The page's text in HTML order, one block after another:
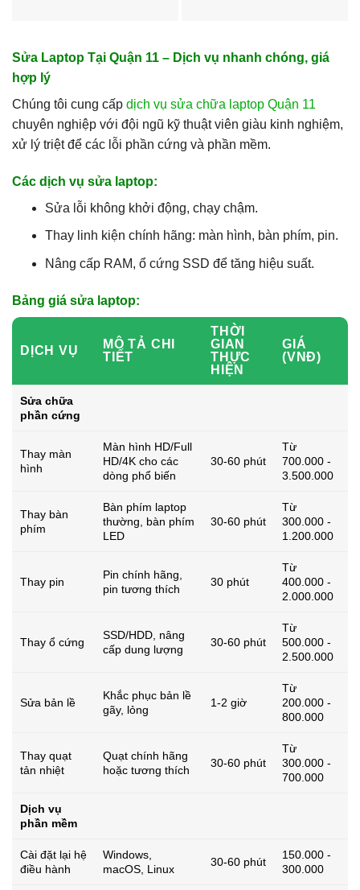
Sửa Laptop Tại Quận 11 – Dịch vụ nhanh chóng, giá
hợp lý
Chúng tôi cung cấp dịch vụ sửa chữa laptop Quận 11
chuyên nghiệp với đội ngũ kỹ thuật viên giàu kinh nghiệm,
xử lý triệt để các lỗi phần cứng và phần mềm.
Các dịch vụ sửa laptop:
Sửa lỗi không khởi động, chạy chậm.
Thay linh kiện chính hãng: màn hình, bàn phím, pin.
Nâng cấp RAM, ổ cứng SSD để tăng hiệu suất.
Bảng giá sửa laptop:
DỊCH VỤ
MÔ TẢ CHI
TIẾT
THỜI
GIAN
THỰC
HIỆN
GIÁ
(VNĐ)
Sửa chữa
phần cứng
Thay màn
hình
Màn hình HD/Full
HD/4K cho các
dòng phổ biến
30-60 phút
Từ
700.000 -
3.500.000
Thay bàn
phím
Bàn phím laptop
thường, bàn phím
LED
30-60 phút
Từ
300.000 -
1.200.000
Thay pin
Pin chính hãng,
pin tương thích
30 phút
Từ
400.000 -
2.000.000
Thay ổ cứng
SSD/HDD, nâng
cấp dung lượng
30-60 phút
Từ
500.000 -
2.500.000
Sửa bản lề
Khắc phục bản lề
gãy, lỏng
1-2 giờ
Từ
200.000 -
800.000
Thay quạt
tản nhiệt
Quạt chính hãng
hoặc tương thích
30-60 phút
Từ
300.000 -
700.000
Dịch vụ
phần mềm
Cài đặt lại hệ
điều hành
Windows,
macOS, Linux
30-60 phút
150.000 -
300.000